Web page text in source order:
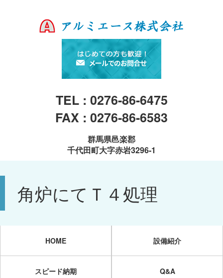
TEL : 0276-86-6475
FAX : 0276-86-6583
群馬県邑楽郡
千代田町大字赤岩3296-1
角炉にてＴ４処理
HOME 設備紹介
スピード納期 Q&A